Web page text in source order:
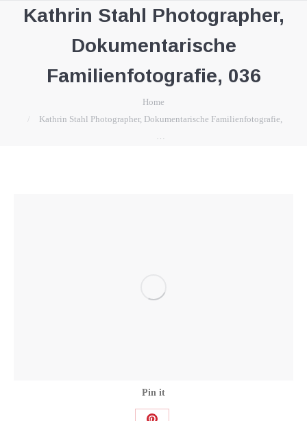
Kathrin Stahl Photographer,
Dokumentarische
Familienfotografie, 036
Home
Kathrin Stahl Photographer, Dokumentarische Familienfotografie,
…
Pin it